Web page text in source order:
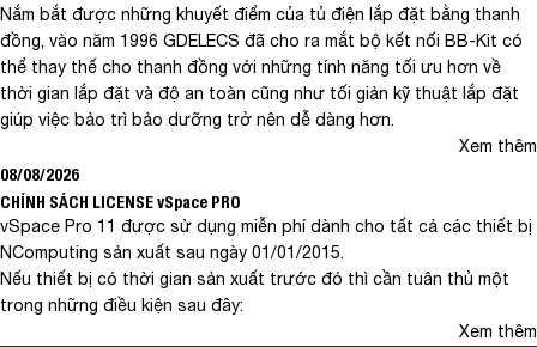
Nắm bắt được những khuyết điểm của tủ điện lắp đặt bằng thanh
đồng, vào năm 1996 GDELECS đã cho ra mắt bộ kết nối BB-Kit có
thể thay thế cho thanh đồng với những tính năng tối ưu hơn về
thời gian lắp đặt và độ an toàn cũng như tối giản kỹ thuật lắp đặt
giúp việc bảo trì bảo dưỡng trở nên dễ dàng hơn.
Xem thêm
08/08/2026
CHÍNH SÁCH LICENSE vSpace PRO
vSpace Pro 11 được sử dụng miễn phí dành cho tất cả các thiết bị
NComputing sản xuất sau ngày 01/01/2015.
Nếu thiết bị có thời gian sản xuất trước đó thì cần tuân thủ một
trong những điều kiện sau đây:
Xem thêm